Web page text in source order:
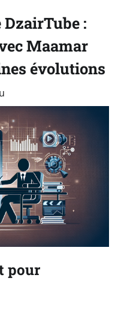
:
Maamar
évolutions
pour